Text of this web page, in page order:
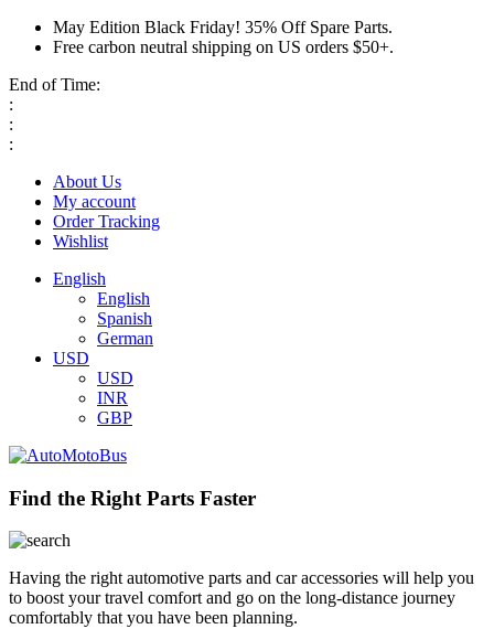
May Edition Black Friday! 35% Off Spare Parts.
Free carbon neutral shipping on US orders $50+.
End of Time:
:
:
:
About Us
My account
Order Tracking
Wishlist
English
English
Spanish
German
USD
USD
INR
GBP
Find the Right Parts Faster
Having the right automotive parts and car accessories will help you
to boost your travel comfort and go on the long-distance journey
comfortably that you have been planning.